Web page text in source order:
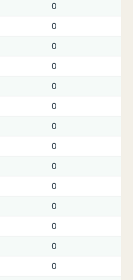
0
0
0
0
0
0
0
0
0
0
0
0
0
0